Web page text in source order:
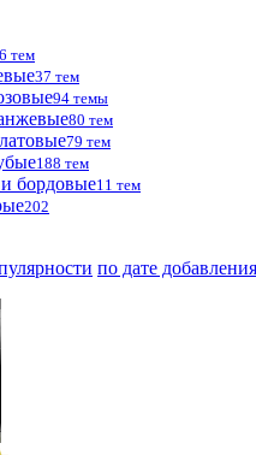
6 тем
37 тем
94 темы
80 тем
79 тем
188 тем
бордовые11 тем
202
по дате добавления